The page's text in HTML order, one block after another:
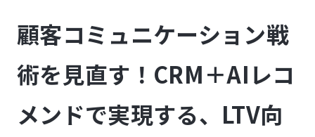
顧客コミュニケーション戦
術を見直す！CRM＋AIレコ
メンドで実現する、LTV向